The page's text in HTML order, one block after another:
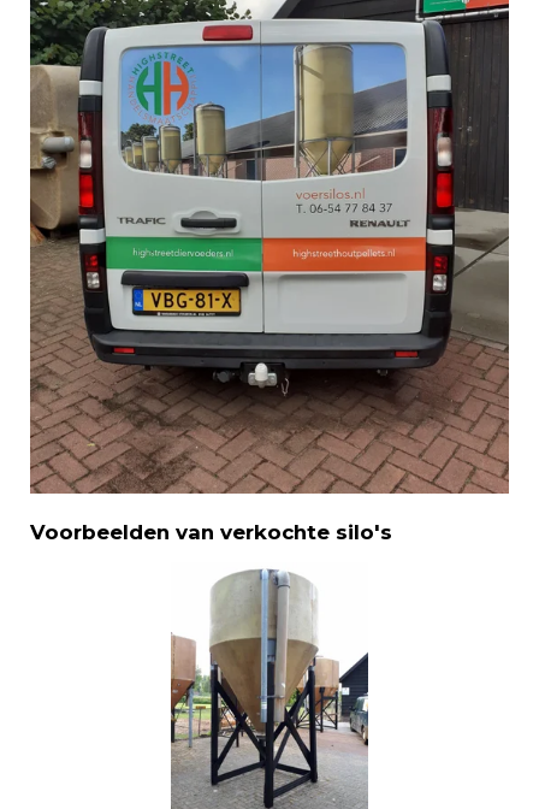
Voorbeelden van verkochte silo's